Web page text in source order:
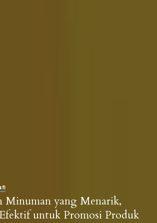
Minuman yang Menarik,
untuk Promosi Produk